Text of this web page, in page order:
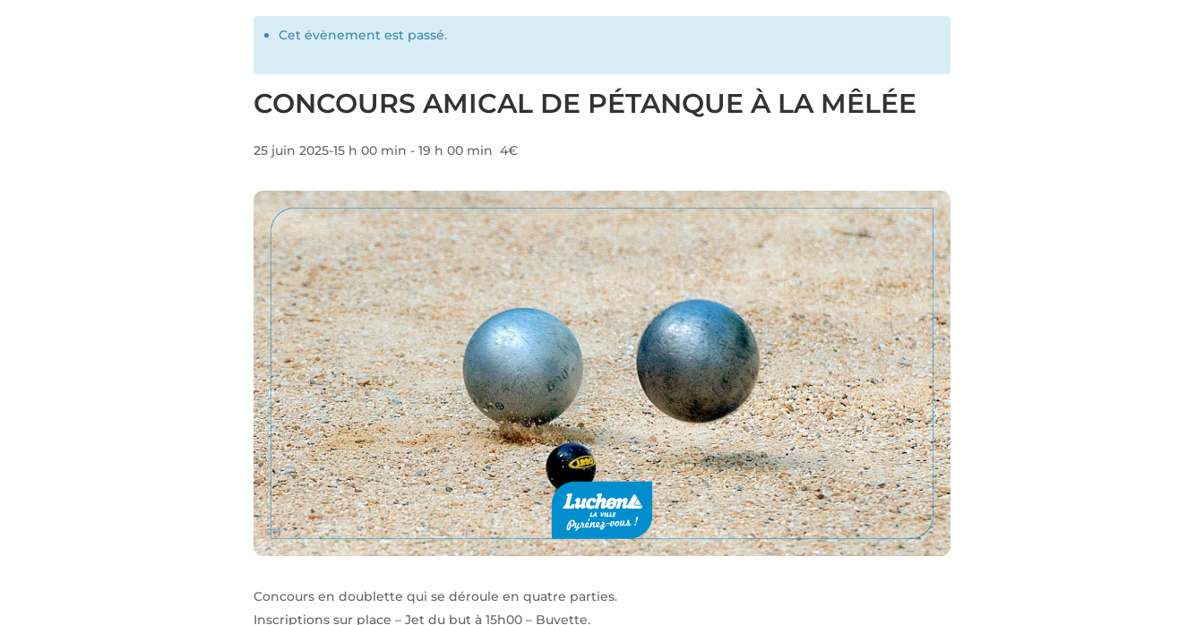
Cet évènement est passé.
CONCOURS AMICAL DE PÉTANQUE À LA MÊLÉE
25 juin 2025-15 h 00 min -19 h 00 min 4€
Concours en doublette qui se déroule en quatre parties.
Inscriptions sur place – Jet du but à 15h00 – Buvette.